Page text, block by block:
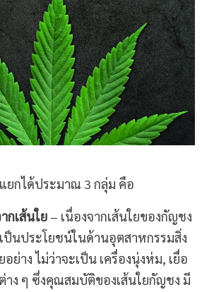
ยกได้ประมาณ 3 กลุ่ม คือ
กเส้นใย – เนื่องจากเส้นใยของกัญชง
ป็นประโยชน์ในด้านอุตสาหกรรมสิ่ง
ย่าง ไม่ว่าจะเป็น เครื่องนุ่งห่ม, เยื่อ
าง ๆ ซึ่งคุณสมบัติของเส้นใยกัญชง มี